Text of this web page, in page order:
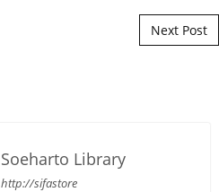
Next Post
Soeharto Library
http://sifastore